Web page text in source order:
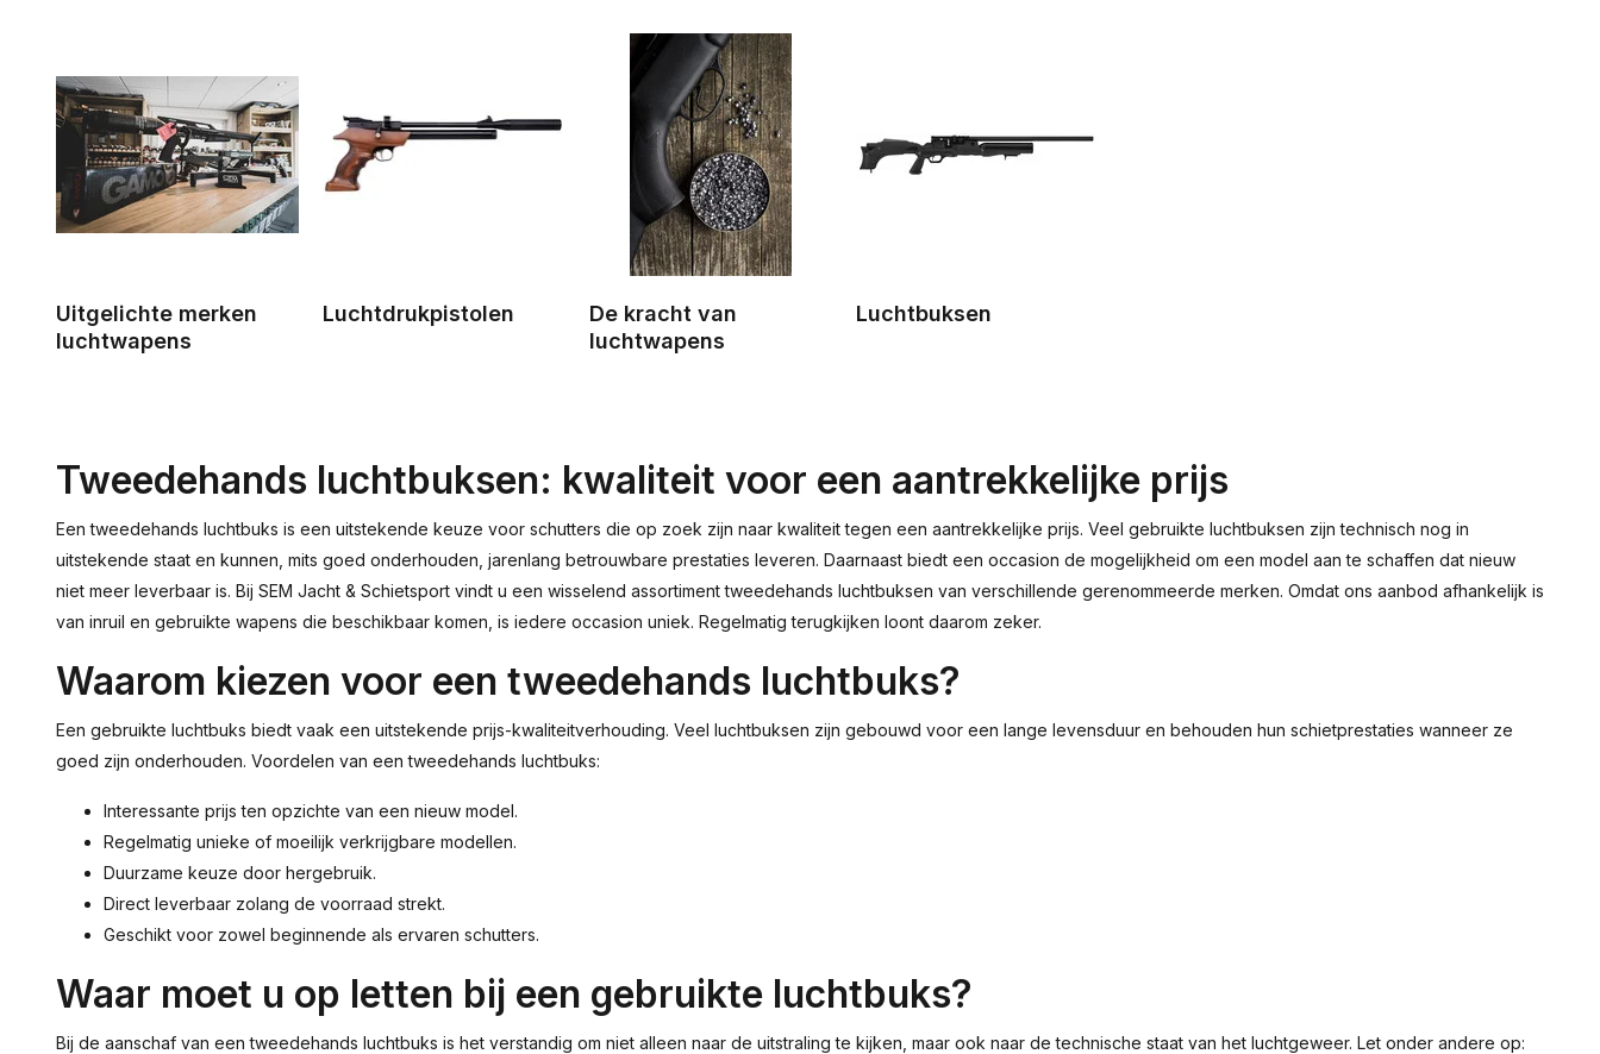
Uitgelichte merken
luchtwapens
Luchtdrukpistolen
De kracht van
luchtwapens
Luchtbuksen
Tweedehands luchtbuksen: kwaliteit voor een aantrekkelijke prijs
Een tweedehands luchtbuks is een uitstekende keuze voor schutters die op zoek zijn naar kwaliteit tegen een aantrekkelijke prijs. Veel gebruikte luchtbuksen zijn technisch nog in
uitstekende staat en kunnen, mits goed onderhouden, jarenlang betrouwbare prestaties leveren. Daarnaast biedt een occasion de mogelijkheid om een model aan te schaffen dat nieuw
niet meer leverbaar is. Bij SEM Jacht & Schietsport vindt u een wisselend assortiment tweedehands luchtbuksen van verschillende gerenommeerde merken. Omdat ons aanbod afhankelijk is
van inruil en gebruikte wapens die beschikbaar komen, is iedere occasion uniek. Regelmatig terugkijken loont daarom zeker.
Waarom kiezen voor een tweedehands luchtbuks?
Een gebruikte luchtbuks biedt vaak een uitstekende prijs-kwaliteitverhouding. Veel luchtbuksen zijn gebouwd voor een lange levensduur en behouden hun schietprestaties wanneer ze
goed zijn onderhouden. Voordelen van een tweedehands luchtbuks:
Interessante prijs ten opzichte van een nieuw model.
Regelmatig unieke of moeilijk verkrijgbare modellen.
Duurzame keuze door hergebruik.
Direct leverbaar zolang de voorraad strekt.
Geschikt voor zowel beginnende als ervaren schutters.
Waar moet u op letten bij een gebruikte luchtbuks?
Bij de aanschaf van een tweedehands luchtbuks is het verstandig om niet alleen naar de uitstraling te kijken, maar ook naar de technische staat van het luchtgeweer. Let onder andere op: